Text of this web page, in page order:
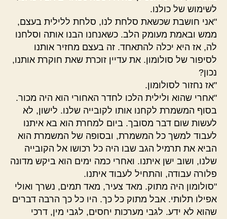
לשימוש של כולנו.
"אני חושבת שכשאת סלחת לנו, סלחת ללילית בעצם,
ממש ובאמת מעומק הלב. כשאנחנו הבנו אותה וסלחנו
לה, אז היא יכלה להתאחד. זה בעצם מחזיר אותנו
לסיפור של סולומון. את עדיין זוכרת שאת חוקרת אותנו,
נכון?
"אז נחזור לסולומון.
"אחרי שהוא ולילית הלכו לחדר האחורי הוא היה מכור.
בסוף המשמרת לקחנו אותו לקובייה שלנו. לישון, לא
לעשות שום דבר מסובך. ביום למחרת הוא בא איתנו
לעבוד למשך כל המשמרת, ובסופה של המשמרת הוא
הביא את תרמיל הגב שבו היה כל רכושו אל הקובייה
שלנו, ושוב ישן איתנו. ואחרי כמה ימים הוא ביקש מדונה
פלורה עבודה, והתחיל לעבוד איתנו.
"סולומון היה מתוק. מאד צעיר, מאד תמים, נשרך ואולי
אפילו תלותי. אבל מתוק כל כך. היו כל כך הרבה דברים
שהוא לא ידע. לגבי מערכות יחסים, לגבי מין, דרכי